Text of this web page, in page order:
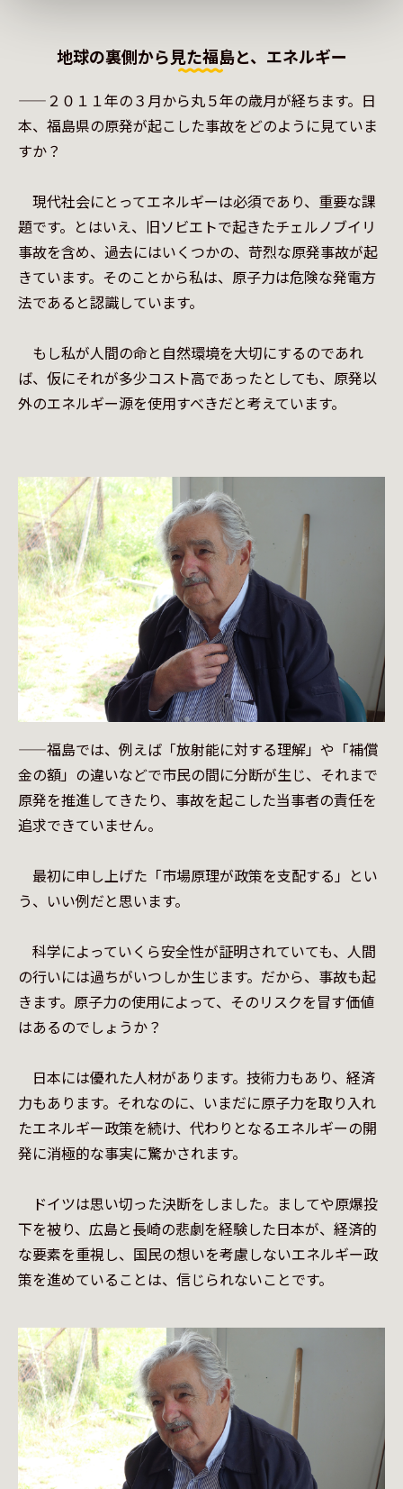
地球の裏側から見た福島と、エネルギー
——２０１１年の３月から丸５年の歳月が経ちます。日
本、福島県の原発が起こした事故をどのように見ていま
すか？
現代社会にとってエネルギーは必須であり、重要な課
題です。とはいえ、旧ソビエトで起きたチェルノブイリ
事故を含め、過去にはいくつかの、苛烈な原発事故が起
きています。そのことから私は、原子力は危険な発電方
法であると認識しています。
もし私が人間の命と自然環境を大切にするのであれ
ば、仮にそれが多少コスト高であったとしても、原発以
外のエネルギー源を使用すべきだと考えています。
——福島では、例えば「放射能に対する理解」や「補償
金の額」の違いなどで市民の間に分断が生じ、それまで
原発を推進してきたり、事故を起こした当事者の責任を
追求できていません。
最初に申し上げた「市場原理が政策を支配する」とい
う、いい例だと思います。
科学によっていくら安全性が証明されていても、人間
の行いには過ちがいつしか生じます。だから、事故も起
きます。原子力の使用によって、そのリスクを冒す価値
はあるのでしょうか？
日本には優れた人材があります。技術力もあり、経済
力もあります。それなのに、いまだに原子力を取り入れ
たエネルギー政策を続け、代わりとなるエネルギーの開
発に消極的な事実に驚かされます。
ドイツは思い切った決断をしました。ましてや原爆投
下を被り、広島と長崎の悲劇を経験した日本が、経済的
な要素を重視し、国民の想いを考慮しないエネルギー政
策を進めていることは、信じられないことです。